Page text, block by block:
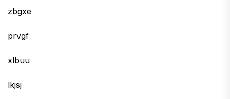
zbgxe
prvgf
xlbuu
lkjsj